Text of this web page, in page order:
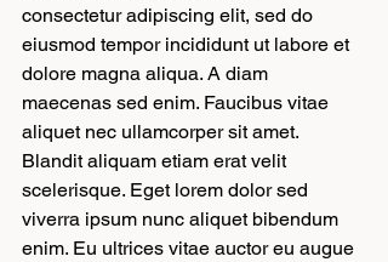
consectetur adipiscing elit, sed do
eiusmod tempor incididunt ut labore et
dolore magna aliqua. A diam
maecenas sed enim. Faucibus vitae
aliquet nec ullamcorper sit amet.
Blandit aliquam etiam erat velit
scelerisque. Eget lorem dolor sed
viverra ipsum nunc aliquet bibendum
enim. Eu ultrices vitae auctor eu augue